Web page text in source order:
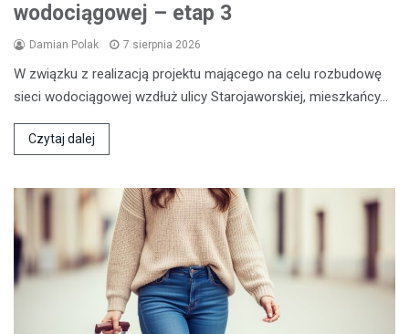
wodociągowej – etap 3
Damian Polak 7 sierpnia 2026
W związku z realizacją projektu mającego na celu rozbudowę
sieci wodociągowej wzdłuż ulicy Starojaworskiej, mieszkańcy…
Czytaj dalej